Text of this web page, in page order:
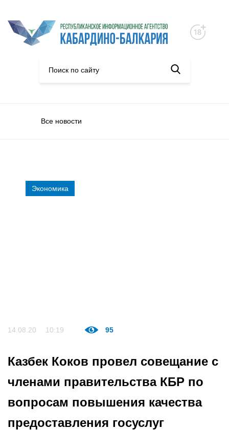
Все новости
Экономика
14.08.20 10:19 95
Казбек Коков провел совещание с
членами правительства КБР по
вопросам повышения качества
предоставления госуслуг